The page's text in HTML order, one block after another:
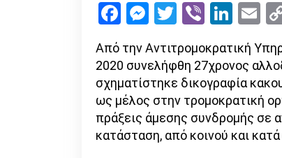
Facebook
Messenger
Twitter
Viber
Από την Αντιτρομοκρατική
2020 συνελήφθη 27χρονος
σχηματίστηκε δικογραφία
ως μέλος στην τρομοκρατική
πράξεις άμεσης συνδρομής σε
κατάσταση, από κοινού και